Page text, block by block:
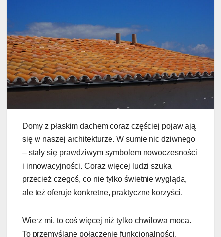
Domy z płaskim dachem coraz częściej pojawiają
się w naszej architekturze. W sumie nic dziwnego
– stały się prawdziwym symbolem nowoczesności
i innowacyjności. Coraz więcej ludzi szuka
przecież czegoś, co nie tylko świetnie wygląda,
ale też oferuje konkretne, praktyczne korzyści.
Wierz mi, to coś więcej niż tylko chwilowa moda.
To przemyślane połączenie funkcjonalności,